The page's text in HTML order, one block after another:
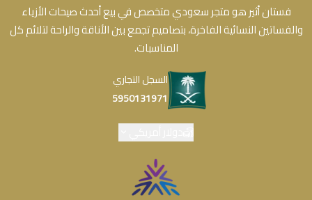
فستان أثير هو متجر سعودي متخصص في بيع أحدث صيحات الأزياء
والفساتين النسائية الفاخرة، بتصاميم تجمع بين الأناقة والراحة لتلائم كل
المناسبات.
السجل التجاري
5950131971